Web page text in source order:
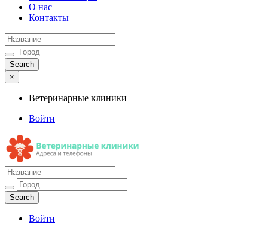
О нас
Контакты
×
Ветеринарные клиники
Войти
Ветеринарные клиники
Адреса и телефоны
Войти